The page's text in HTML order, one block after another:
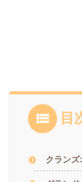
目
クラン